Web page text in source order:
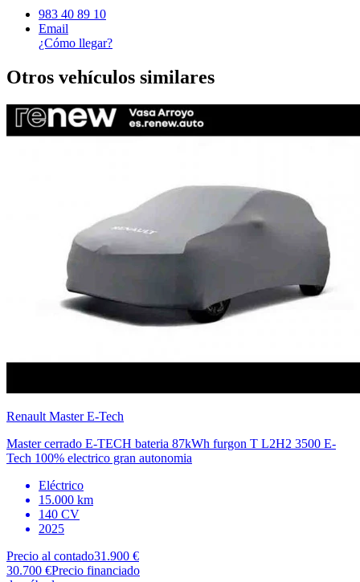
983 40 89 10
Email
¿Cómo llegar?
Otros vehículos similares
Renault Master E-Tech
Master cerrado E-TECH bateria 87kWh furgon T L2H2 3500 E-
Tech 100% electrico gran autonomia
Eléctrico
15.000 km
140 CV
2025
Precio al contado31.900 €
30.700 €Precio financiado